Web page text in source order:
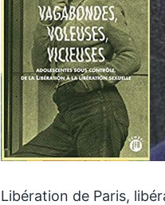
Libération de Paris,